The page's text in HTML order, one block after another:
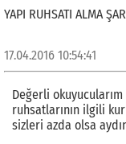
YAPI RUHSATI ALMA
17.04.2016 10:54:41
Değerli
ruhsatlarının ilgili
sizleri azda olsa